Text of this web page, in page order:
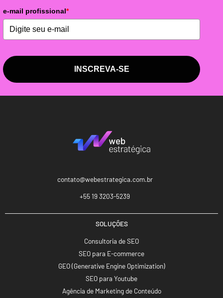
e-mail profissional*
INSCREVA-SE
contato@webestrategica.com.br
+55 19 3203-5239
SOLUÇÕES
Consultoria de SEO
SEO para E-commerce
GEO (Generative Engine Optimization)
SEO para Youtube
Agência de Marketing de Conteúdo